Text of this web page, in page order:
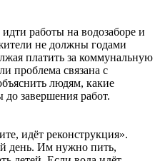
работы на водозаборе и
не должны годами
платить за коммунальную
проблема связана с
людям, какие
завершения работ.
идёт реконструкция».
день. Им нужно пить,